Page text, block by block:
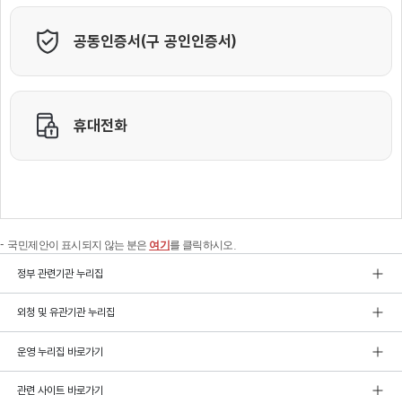
국민제안이 표시되지 않는 분은 여기 를 클릭하시오.
정부 관련기관 누리집
외청 및 유관기관 누리집
운영 누리집 바로가기
관련 사이트 바로가기